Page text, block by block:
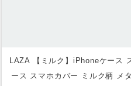
LAZA 【ミルク】iPhoneケース
ース スマホカバー ミルク柄 メ